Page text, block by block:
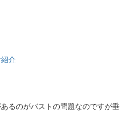
介
るのがバストの問題なのですが垂